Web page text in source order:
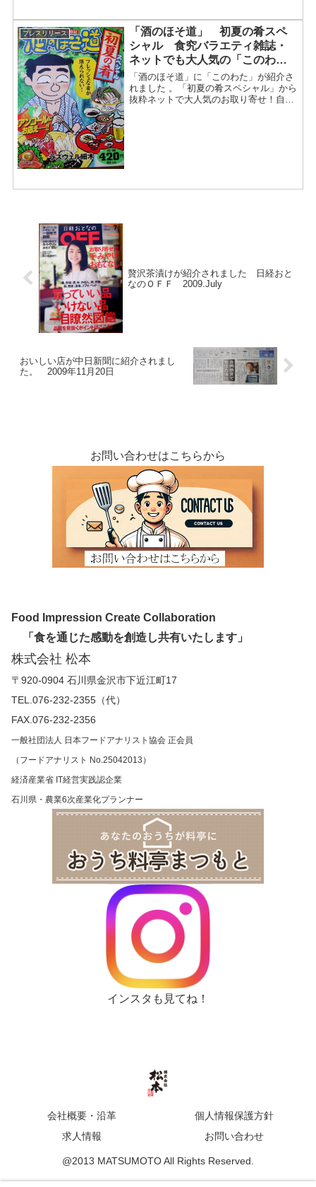
プレスリリース
「酒のほそ道」 初夏の肴スペ
シャル 食究バラエティ雑誌・
ネットでも大人気の「このわ
た」が紹介されました。
「酒のほそ道」に「このわた」が紹介さ
れました 。「初夏の肴スペシャル」から
抜粋ネットで大人気のお取り寄せ！自分
贅沢茶漬けが紹介されました 日経おと
なのＯＦＦ 2009.July
おいしい店が中日新聞に紹介されまし
た。 2009年11月20日
お問い合わせはこちらから
Food Impression Create Collaboration
「食を通じた感動を創造し共有いたします」
株式会社 松本
〒920-0904 石川県金沢市下近江町17
TEL.076-232-2355（代）
FAX.076-232-2356
一般社団法人 日本フードアナリスト協会 正会員
（フードアナリスト No.25042013）
経済産業省 IT経営実践認企業
石川県・農業6次産業化プランナー
インスタも見てね！
会社概要・沿革
個人情報保護方針
求人情報
お問い合わせ
@2013 MATSUMOTO All Rights Reserved.